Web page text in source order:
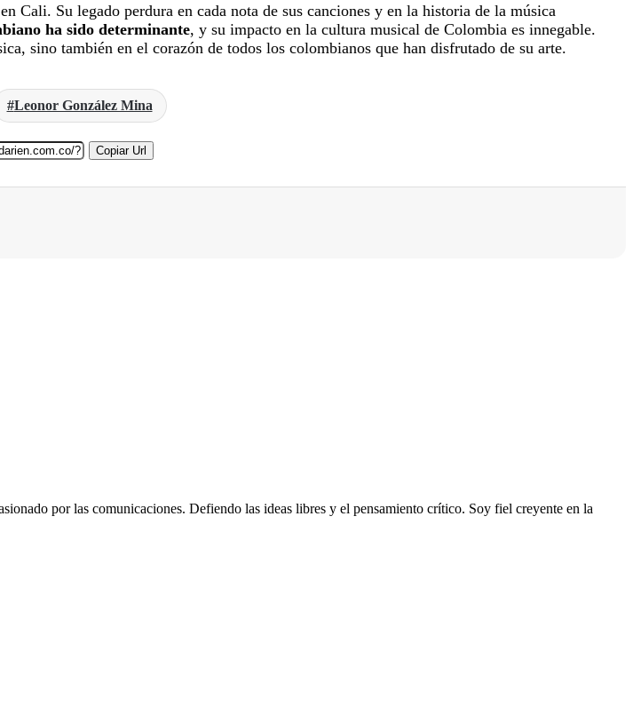
Su legado perdura en cada nota de sus canciones y en la historia de la música
ha sido determinante, y su impacto en la cultura musical de Colombia es innegable.
sino también en el corazón de todos los colombianos que han disfrutado de su arte.
Leonor González Mina
Copiar Url
por las comunicaciones. Defiendo las ideas libres y el pensamiento crítico. Soy fiel creyente en la